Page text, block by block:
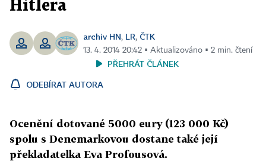
Hitlera
archiv HN, LR, ČTK
13. 4. 2014 20:42 ▪ Aktualizováno ▪ 2 min. čtení
PŘEHRÁT ČLÁNEK
ODEBÍRAT AUTORA
Ocenění dotované 5000 eury (123 000 Kč)
spolu s Denemarkovou dostane také její
překladatelka Eva Profousová.